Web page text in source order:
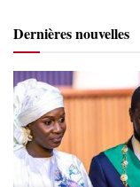
Dernières nouvelles